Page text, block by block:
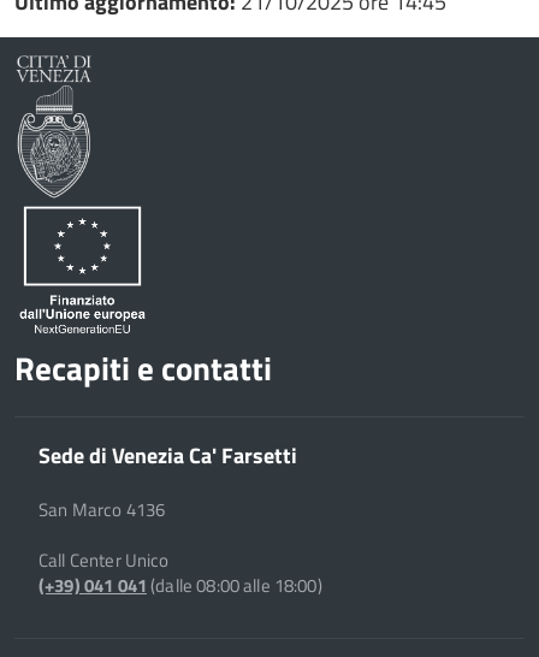
Twitter
su
Condividi
Recapiti e contatti
Sede di Venezia Ca' Farsetti
San Marco 4136
Call Center Unico
(+39) 041 041(dalle 08:00 alle 18:00)